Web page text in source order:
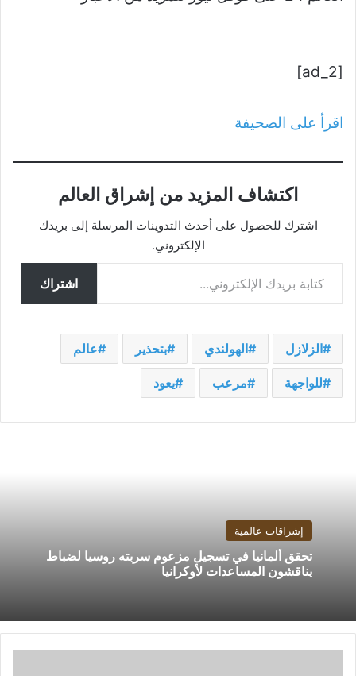
[ad_2]
اقرأ على الصحيفة
اكتشاف المزيد من إشراق العالم
اشترك للحصول على أحدث التدوينات المرسلة إلى بريدك
الإلكتروني.
كتابة بريدك الإلكتروني...
اشتراك
الزلازل الهولندي بتحذير عالم
للواجهة مرعب يعود
إشراقات عالمية
تحقق ألمانيا في تسجيل مزعوم سربته روسيا لضباط
يناقشون المساعدات لأوكرانيا